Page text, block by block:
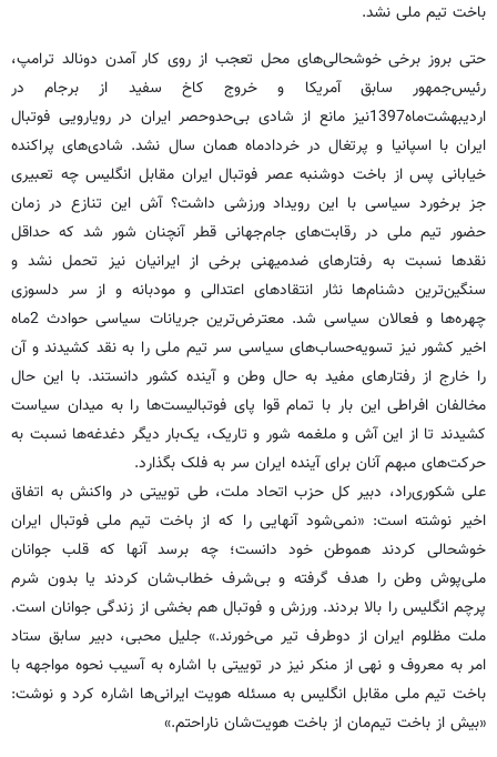
باخت تیم ملی نشد.
حتی بروز برخی خوشحالی‌های محل تعجب از روی کار آمدن دونالد ترامپ،
رئیس‌جمهور سابق آمریکا و خروج کاخ سفید از برجام در
اردیبهشت‌ماه1397نیز مانع از شادی بی‌حدوحصر ایران در رویارویی فوتبال
ایران با اسپانیا و پرتغال در خردادماه همان سال نشد. شادی‌های پراکنده
خیابانی پس از باخت دوشنبه عصر فوتبال ایران مقابل انگلیس چه تعبیری
جز برخورد سیاسی با این رویداد ورزشی داشت؟ آش این تنازع در زمان
حضور تیم ملی در رقابت‌های جام‌جهانی قطر آنچنان شور شد که حداقل
نقدها نسبت به رفتارهای ضدمیهنی برخی از ایرانیان نیز تحمل نشد و
سنگین‌ترین دشنام‌ها نثار انتقادهای اعتدالی و مودبانه و از سر دلسوزی
چهره‌ها و فعالان سیاسی شد. معترض‌ترین جریانات سیاسی حوادث 2ماه
اخیر کشور نیز تسویه‌حساب‌های سیاسی سر تیم ملی را به نقد کشیدند و آن
را خارج از رفتارهای مفید به حال وطن و آینده کشور دانستند. با این حال
مخالفان افراطی این بار با تمام قوا پای فوتبالیست‌ها را به میدان سیاست
کشیدند تا از این آش و ملغمه شور و تاریک، یک‌بار دیگر دغدغه‌ها نسبت به
حرکت‌های مبهم آنان برای آینده ایران سر به فلک بگذارد.
علی شکوری‌راد، دبیر کل حزب اتحاد ملت، طی توییتی در واکنش به اتفاق
اخیر نوشته است: «نمی‌شود آنهایی را که از باخت تیم ملی فوتبال ایران
خوشحالی کردند هموطن خود دانست؛ چه برسد آنها که قلب جوانان
ملی‌پوش وطن را هدف گرفته و بی‌شرف خطاب‌شان کردند یا بدون شرم
پرچم انگلیس را بالا بردند. ورزش و فوتبال هم بخشی از زندگی جوانان است.
ملت مظلوم ایران از دوطرف تیر می‌خورند.» جلیل محبی، دبیر سابق ستاد
امر به معروف و نهی از منکر نیز در توییتی با اشاره به آسیب نحوه مواجهه با
باخت تیم ملی مقابل انگلیس به مسئله هویت ایرانی‌ها اشاره کرد و نوشت:
«بیش از باخت تیم‌مان از باخت هویت‌شان ناراحتم.»